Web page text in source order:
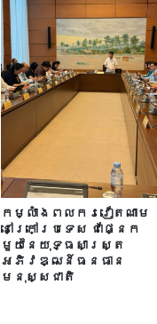
កម្លាំងពលករ​វៀតណាម
នៅក្រៅប្រទេស ជាផ្នែក
មួយនៃយុទ្ធសាស្ត្រ
អភិវឌ្ឍន៍ធនធាន
មនុស្សជាតិ